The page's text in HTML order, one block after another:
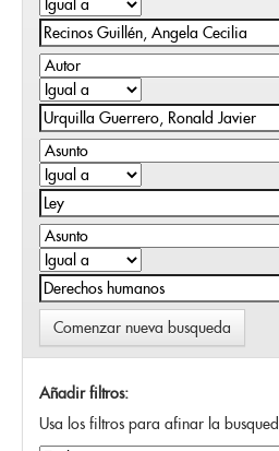
Comenzar nueva busqueda
Añadir filtros:
Usa los filtros para afinar la